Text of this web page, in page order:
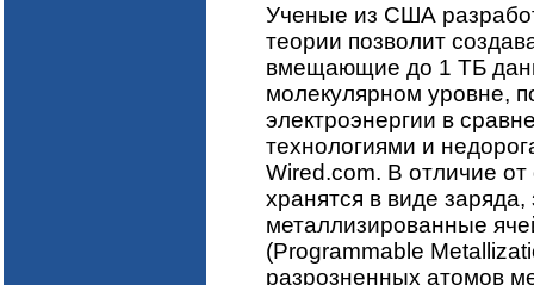
Ученые из США
теории позволит
вмещающие до 1 ТБ
молекулярном уровне,
электроэнергии в
технологиями и
Wired.com. В отличие
хранятся в виде
металлизированные
(Programmable
разрозненных атомов